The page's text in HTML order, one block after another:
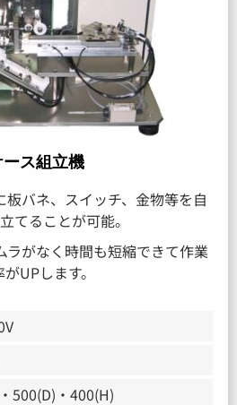
ース組立機
板バネ、スイッチ、金物等を自
てることが可能。
ラがなく時間も短縮できて作業
UPします。
500(D)・400(H)